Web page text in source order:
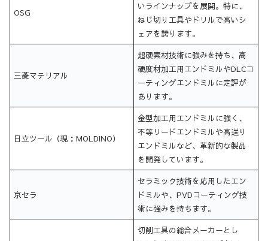
OSG
いラインナップを展開。特に、
ねじ切り工具やドリルで高いシ
ェアを誇ります。
三菱マテリアル
超硬素材技術に強みを持ち、高
硬度材加工用エンドミルやDLCコ
ーティングエンドミルに定評が
あります。
日立ツール（現：MOLDINO）
金型加工用エンドミルに強く、
不等リードエンドミルや高送り
エンドミルなど、革新的な製品
を開発しています。
京セラ
セラミック技術を応用したエン
ドミルや、PVDコーティング技
術に強みを持ちます。
切削工具の総合メーカーとし